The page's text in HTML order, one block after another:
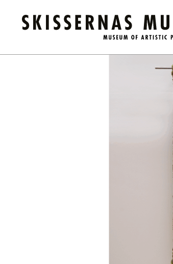
Utställningar / Tidigare Kodade trådar